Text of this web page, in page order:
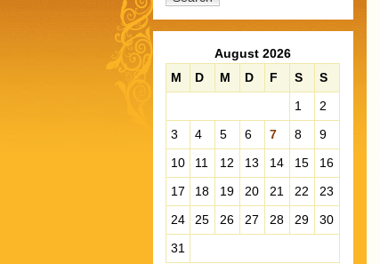
August 2026
M
D M D F S
S
1
2
3
4 5 6 7 8
9
10
11 12 13 14 15
16
17
18 19 20 21 22
23
24
25 26 27 28 29
30
31